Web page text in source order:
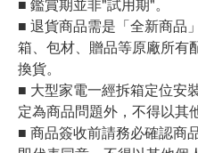
■ 退貨商品需是「全新商品
箱、包材、贈品等原廠所有
換貨。
■ 大型家電一經拆箱定位安
定為商品問題外，不得以其
■ 商品簽收前請務必確認商